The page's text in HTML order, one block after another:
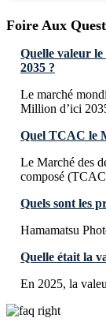
Foire Aux
Quelle valeur
2035 ?
Le marché
Million d’ici
Quel TCAC le
Le Marché des
composé
Quels sont les
Hamamatsu
Quelle était la
En 2025, la